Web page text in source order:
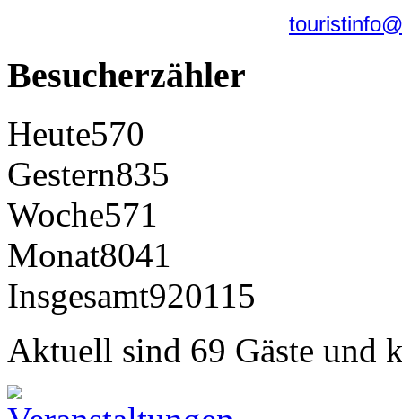
Besucherzähler
Heute570
Gestern835
Woche571
Monat8041
Insgesamt920115
Aktuell sind 69 Gäste und